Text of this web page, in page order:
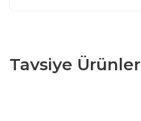
Tavsiye Ürünler